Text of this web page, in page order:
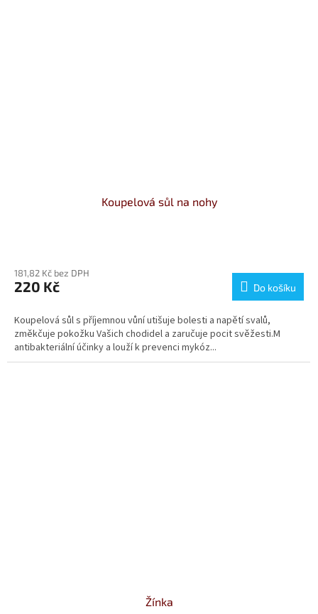
Koupelová sůl na nohy
181,82 Kč bez DPH
220 Kč Do košíku
Koupelová sůl s příjemnou vůní utišuje bolesti a napětí svalů,
změkčuje pokožku Vašich chodidel a zaručuje pocit svěžesti.M
antibakteriální účinky a louží k prevenci mykóz...
Žínka